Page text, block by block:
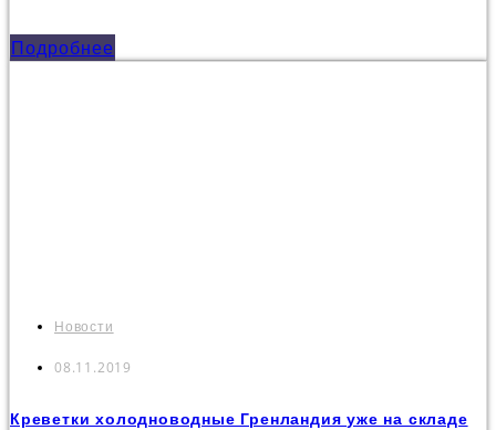
Подробнее
Новости
08.11.2019
Креветки холодноводные Гренландия уже на складе